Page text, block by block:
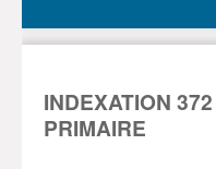
INDEXATION
PRIMAIRE